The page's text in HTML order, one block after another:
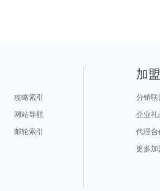
攻略索引
网站导航
邮轮索引
加
分销联
企业礼
代理合
更多加